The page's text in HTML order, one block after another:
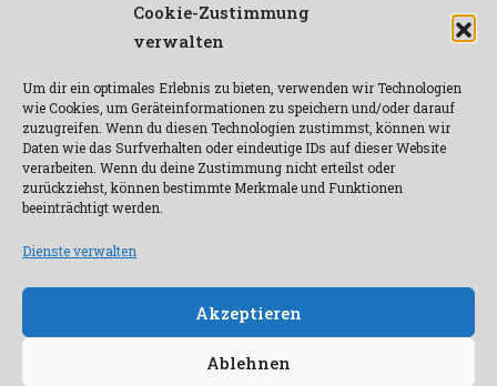
Cookie-Zustimmung
verwalten
Um dir ein optimales Erlebnis zu bieten, verwenden wir Technologien
wie Cookies, um Geräteinformationen zu speichern und/oder darauf
zuzugreifen. Wenn du diesen Technologien zustimmst, können wir
Daten wie das Surfverhalten oder eindeutige IDs auf dieser Website
verarbeiten. Wenn du deine Zustimmung nicht erteilst oder
zurückziehst, können bestimmte Merkmale und Funktionen
beeinträchtigt werden.
Dienste verwalten
Akzeptieren
Ablehnen
Rosentor. Wir freuen uns! Nähere Informationen
finden Sie unter dem Post „Unser Poster ist fertig“
Contemporary Art,Event,Festival,Goslar,Kunst,
Performance Art
Posts navigation
1 2 ❯
F
a
c
I